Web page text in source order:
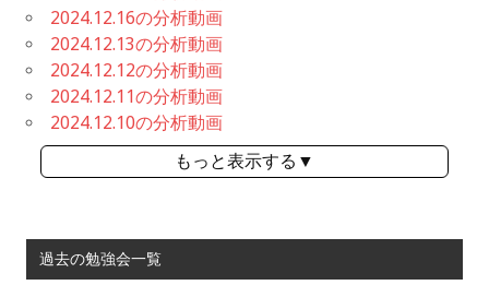
2024.12.16の分析動画
2024.12.13の分析動画
2024.12.12の分析動画
2024.12.11の分析動画
2024.12.10の分析動画
もっと表示する▼
過去の勉強会一覧